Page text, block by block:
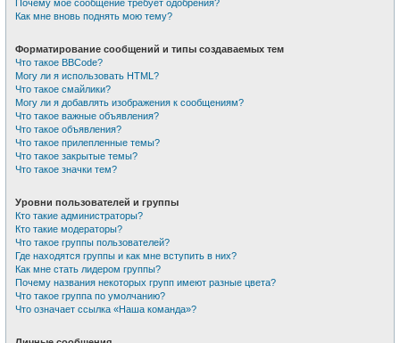
Почему моё сообщение требует одобрения?
Как мне вновь поднять мою тему?
Форматирование сообщений и типы создаваемых тем
Что такое BBCode?
Могу ли я использовать HTML?
Что такое смайлики?
Могу ли я добавлять изображения к сообщениям?
Что такое важные объявления?
Что такое объявления?
Что такое прилепленные темы?
Что такое закрытые темы?
Что такое значки тем?
Уровни пользователей и группы
Кто такие администраторы?
Кто такие модераторы?
Что такое группы пользователей?
Где находятся группы и как мне вступить в них?
Как мне стать лидером группы?
Почему названия некоторых групп имеют разные цвета?
Что такое группа по умолчанию?
Что означает ссылка «Наша команда»?